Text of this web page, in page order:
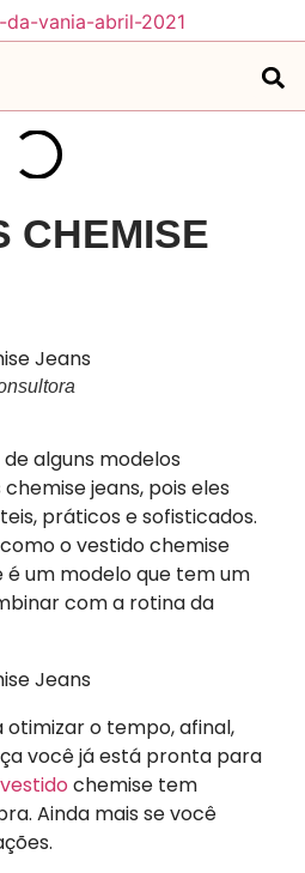
CHEMISE
alguns modelos
jeans, pois eles
práticos e sofisticados.
o vestido chemise
é um modelo que tem um
com a rotina da
otimizar o tempo, afinal,
você já está pronta para
vestido chemise tem
Ainda mais se você